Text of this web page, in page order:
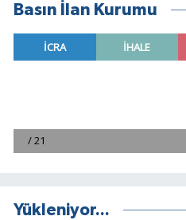
Basın İlan Kurumu
Yükleniyor...